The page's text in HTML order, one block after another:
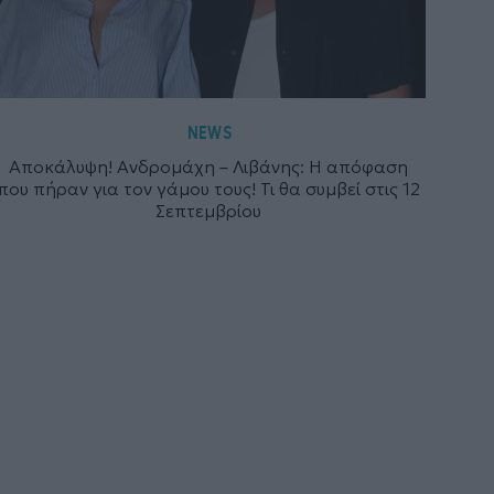
NEWS
Αποκάλυψη! Ανδρομάχη – Λιβάνης: Η απόφαση
πήραν για τον γάμου τους! Τι θα συμβεί στις 12
Σεπτεμβρίου